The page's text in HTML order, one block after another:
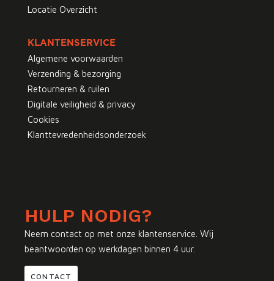
Locatie Overzicht
KLANTENSERVICE
Algemene voorwaarden
Verzending & bezorging
Retourneren & ruilen
Digitale veiligheid & privacy
Cookies
Klanttevredenheidsonderzoek
HULP NODIG?
Neem contact op met onze klantenservice. Wij
beantwoorden op werkdagen binnen 4 uur.
CONTACT